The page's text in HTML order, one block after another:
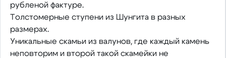
рубленой фактуре.
Толстомерные ступени из Шунгита в разных
размерах.
Уникальные скамьи из валунов, где каждый камень
неповторим и второй такой скамейки не